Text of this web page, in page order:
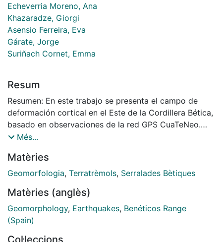
Echeverria Moreno, Ana
Khazaradze, Giorgi
Asensio Ferreira, Eva
Gárate, Jorge
Suriñach Cornet, Emma
Resum
Resumen: En este trabajo se presenta el campo de
deformación cortical en el Este de la Cordillera Bética,
basado en observaciones de la red GPS CuaTeNeo.
Esta red geodésica no permanente, se estableció en
tectónicas actuales del SE de las Béticas. La red está
formada por 15 monumentos estables distribuidos
ocasiones (1997, 2002, 2006, 2009 y 2011). Los
resultados obtenidos muestran en general un campo
de velocidades no superior a los 2 mm/a y con una
Més...
Matèries
Geomorfologia, Terratrèmols, Serralades Bètiques
Matèries (anglès)
Geomorphology, Earthquakes, Benéticos Range
(Spain)